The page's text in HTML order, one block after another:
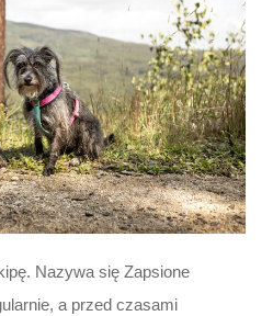
Nazywa się Zapsione
a przed czasami